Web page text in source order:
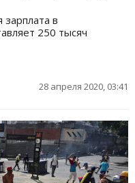
в
250 тысяч
28 апреля 2020, 03:41